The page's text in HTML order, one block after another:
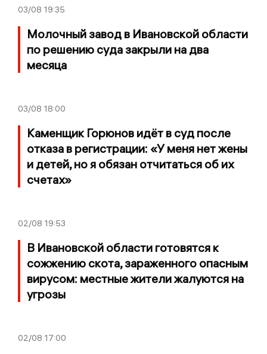
03/08 19:35
Молочный завод в Ивановской области
по решению суда закрыли на два
месяца
03/08 18:00
Каменщик Горюнов идёт в суд после
отказа в регистрации: «У меня нет жены
и детей, но я обязан отчитаться об их
счетах»
02/08 19:53
В Ивановской области готовятся к
сожжению скота, зараженного опасным
вирусом: местные жители жалуются на
угрозы
02/08 17:00